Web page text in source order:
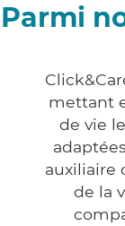
Parmi
mettant
de vie
auxiliaire
de la